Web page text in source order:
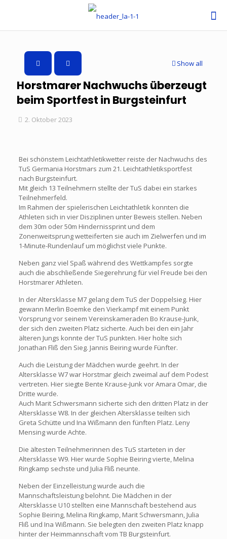
Show all
Horstmarer Nachwuchs überzeugt
beim Sportfest in Burgsteinfurt
2. Oktober 2023
Bei schönstem Leichtathletikwetter reiste der Nachwuchs des
TuS Germania Horstmars zum 21. Leichtathletiksportfest
nach Burgsteinfurt.
Mit gleich 13 Teilnehmern stellte der TuS dabei ein starkes
Teilnehmerfeld.
Im Rahmen der spielerischen Leichtathletik konnten die
Athleten sich in vier Disziplinen unter Beweis stellen. Neben
dem 30m oder 50m Hindernissprint und dem
Zonenweitsprung wetteiferten sie auch im Zielwerfen und im
1-Minute-Rundenlauf um möglichst viele Punkte.
Neben ganz viel Spaß während des Wettkampfes sorgte
auch die abschließende Siegerehrung für viel Freude bei den
Horstmarer Athleten.
In der Altersklasse M7 gelang dem TuS der Doppelsieg. Hier
gewann Merlin Boemke den Vierkampf mit einem Punkt
Vorsprung vor seinem Vereinskameraden Bo Krause-Junk,
der sich den zweiten Platz sicherte. Auch bei den ein Jahr
älteren Jungs konnte der TuS punkten. Hier holte sich
Jonathan Fliß den Sieg. Jannis Beiring wurde Fünfter.
Auch die Leistung der Mädchen wurde geehrt. In der
Altersklasse W7 war Horstmar gleich zweimal auf dem Podest
vertreten. Hier siegte Bente Krause-Junk vor Amara Omar, die
Dritte wurde.
Auch Marit Schwersmann sicherte sich den dritten Platz in der
Altersklasse W8. In der gleichen Altersklasse teilten sich
Greta Schütte und Ina Wißmann den fünften Platz. Leny
Mensing wurde Achte.
Die ältesten Teilnehmerinnen des TuS starteten in der
Altersklasse W9. Hier wurde Sophie Beiring vierte, Melina
Ringkamp sechste und Julia Fliß neunte.
Neben der Einzelleistung wurde auch die
Mannschaftsleistung belohnt. Die Mädchen in der
Altersklasse U10 stellten eine Mannschaft bestehend aus
Sophie Beiring, Melina Ringkamp, Marit Schwersmann, Julia
Fliß und Ina Wißmann. Sie belegten den zweiten Platz knapp
hinter der Heimmannschaft vom TB Burgsteinfurt.